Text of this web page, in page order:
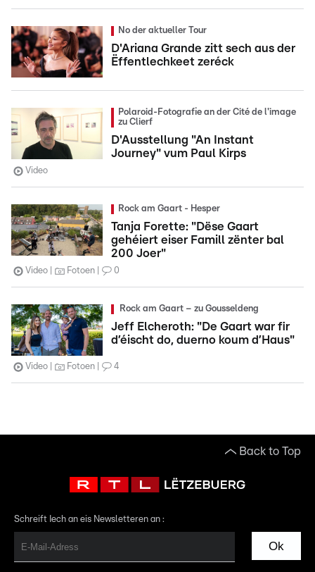
No der aktueller Tour
D'Ariana Grande zitt sech aus der
Ëffentlechkeet zeréck
Polaroid-Fotografie an der Cité de l'image
zu Clierf
D'Ausstellung "An Instant
Journey" vum Paul Kirps
Video
Rock am Gaart - Hesper
Tanja Forette: "Dëse Gaart
gehéiert eiser Famill zënter bal
200 Joer"
Video Fotoen 0
Rock am Gaart – zu Gousseldeng
Jeff Elcheroth: "De Gaart war fir
d’éischt do, duerno koum d’Haus"
Video Fotoen 4
Back to Top
Schreift Iech an eis Newsletteren an :
Ok